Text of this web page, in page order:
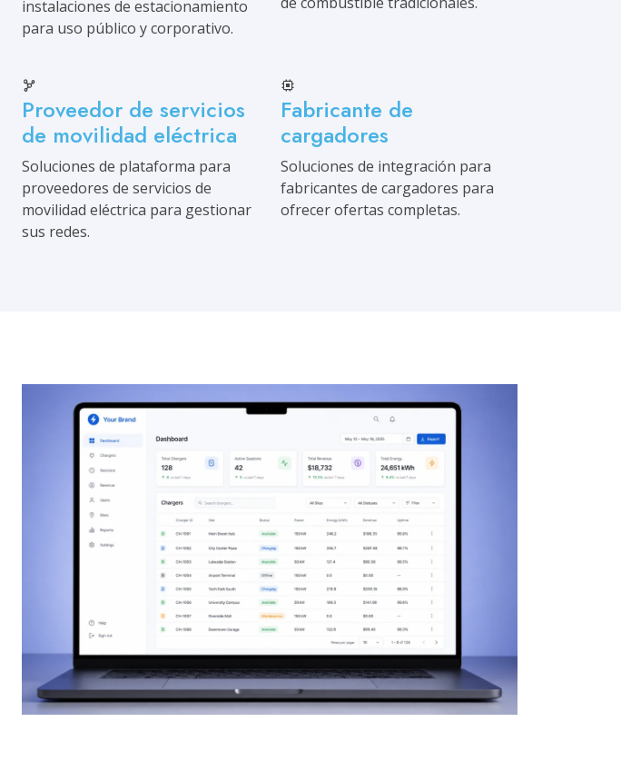
instalaciones de estacionamiento
para uso público y corporativo.
Proveedor de servicios
de movilidad eléctrica
Soluciones de plataforma para
proveedores de servicios de
movilidad eléctrica para gestionar
sus redes.
Fabricante de
cargadores
Soluciones de integración para
fabricantes de cargadores para
ofrecer ofertas completas.